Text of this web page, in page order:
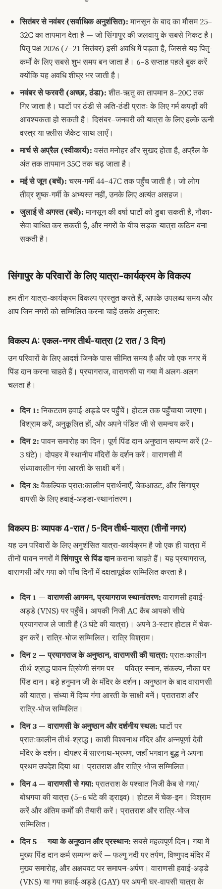
सितंबर से नवंबर (सर्वाधिक अनुशंसित):मानसून के बाद का मौसम 25–
32C का तापमान देता है — जो सिंगापुर की जलवायु के सबसे निकट है।
पितृ पक्ष 2026 (7–21 सितंबर) इसी अवधि में पड़ता है, जिससे यह पितृ-
कर्मों के लिए सबसे शुभ समय बन जाता है। 6–8 सप्ताह पहले बुक करें
क्योंकि यह अवधि शीघ्र भर जाती है।
नवंबर से फरवरी (अच्छा, ठंडा):शीत-ऋतु का तापमान 8–20C तक
गिर जाता है। घाटों पर ठंडी से अति-ठंडी प्रातः के लिए गर्म कपड़ों की
आवश्यकता हो सकती है। दिसंबर–जनवरी की यात्रा के लिए हल्के ऊनी
वस्त्र या फ़्लीस जैकेट साथ लाएँ।
मार्च से अप्रैल (स्वीकार्य):वसंत मनोहर और सुखद होता है, अप्रैल के
अंत तक तापमान 35C तक चढ़ जाता है।
मई से जून (बचें):चरम-गर्मी 44–47C तक पहुँच जाती है। जो लोग
तीव्र शुष्क-गर्मी के अभ्यस्त नहीं, उनके लिए अत्यंत असहज।
जुलाई से अगस्त (बचें):मानसून की वर्षा घाटों को डुबा सकती है, नौका-
सेवा बाधित कर सकती है, और नगरों के बीच सड़क-यात्रा कठिन बना
सकती है।
सिंगापुर के परिवारों के लिए यात्रा-कार्यक्रम के विकल्प
हम तीन यात्रा-कार्यक्रम विकल्प प्रस्तुत करते हैं, आपके उपलब्ध समय और
आप जिन नगरों को सम्मिलित करना चाहें उसके अनुसार:
विकल्प A: एकल-नगर तीर्थ-यात्रा (2 रात / 3 दिन)
उन परिवारों के लिए आदर्श जिनके पास सीमित समय है और जो एक नगर में
पिंड दान करना चाहते हैं। प्रयागराज, वाराणसी या गया में अलग-अलग
चलता है।
दिन 1:निकटतम हवाई-अड्डे पर पहुँचें। होटल तक पहुँचाया जाएगा।
विश्राम करें, अनुकूलित हों, और अपने पंडित जी से समन्वय करें।
दिन 2:पावन समारोह का दिन। पूर्ण पिंड दान अनुष्ठान सम्पन्न करें (2–
3 घंटे)। दोपहर में स्थानीय मंदिरों के दर्शन करें। वाराणसी में
संध्याकालीन गंगा आरती के साक्षी बनें।
दिन 3:वैकल्पिक प्रातःकालीन प्रार्थनाएँ, चेकआउट, और सिंगापुर
वापसी के लिए हवाई-अड्डा-स्थानांतरण।
विकल्प B: व्यापक 4-रात / 5-दिन तीर्थ-यात्रा (तीनों नगर)
यह उन परिवारों के लिए अनुशंसित यात्रा-कार्यक्रम है जो एक ही यात्रा में
तीनों पावन नगरों मेंसिंगापुर से पिंड दानकराना चाहते हैं। यह प्रयागराज,
वाराणसी और गया को पाँच दिनों में दक्षतापूर्वक सम्मिलित करता है।
दिन 1 — वाराणसी आगमन, प्रयागराज स्थानांतरण:वाराणसी हवाई-
अड्डे (VNS) पर पहुँचें। आपकी निजी AC कैब आपको सीधे
प्रयागराज ले जाती है (3 घंटे की यात्रा)। अपने 3-स्टार होटल में चेक-
इन करें। रात्रि-भोज सम्मिलित। रात्रि विश्राम।
दिन 2 — प्रयागराज के अनुष्ठान, वाराणसी की यात्रा:प्रातःकालीन
तीर्थ-श्राद्ध पावन त्रिवेणी संगम पर — पवित्र स्नान, संकल्प, नौका पर
पिंड दान। बड़े हनुमान जी के मंदिर के दर्शन। अनुष्ठान के बाद वाराणसी
की यात्रा। संध्या में दिव्य गंगा आरती के साक्षी बनें। प्रातराश और
रात्रि-भोज सम्मिलित।
दिन 3 — वाराणसी के अनुष्ठान और दर्शनीय स्थल:घाटों पर
प्रातःकालीन तीर्थ-श्राद्ध। काशी विश्वनाथ मंदिर और अन्नपूर्णा देवी
मंदिर के दर्शन। दोपहर में सारनाथ-भ्रमण, जहाँ भगवान बुद्ध ने अपना
प्रथम उपदेश दिया था। प्रातराश और रात्रि-भोज सम्मिलित।
दिन 4 — वाराणसी से गया:प्रातराश के पश्चात निजी कैब से गया/
बोधगया की यात्रा (5–6 घंटे की ड्राइव)। होटल में चेक-इन। विश्राम
करें और अंतिम कर्मों की तैयारी करें। प्रातराश और रात्रि-भोज
सम्मिलित।
दिन 5 — गया के अनुष्ठान और प्रस्थान:सबसे महत्वपूर्ण दिन। गया में
मुख्य पिंड दान कर्म सम्पन्न करें — फल्गु नदी पर तर्पण, विष्णुपद मंदिर में
मुख्य समारोह, और अक्षयवट पर समापन-अर्पण। वाराणसी हवाई-अड्डे
(VNS) या गया हवाई-अड्डे (GAY) पर अपनी घर-वापसी यात्रा के